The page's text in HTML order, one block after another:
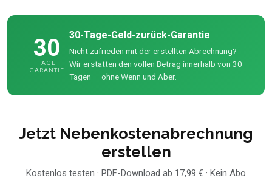
30
TAGE
GARANTIE
30-Tage-Geld-zurück-Garantie
Nicht zufrieden mit der erstellten Abrechnung?
Wir erstatten den vollen Betrag innerhalb von 30
Tagen — ohne Wenn und Aber.
Jetzt Nebenkostenabrechnung
erstellen
Kostenlos testen · PDF-Download ab 17,99 € · Kein Abo